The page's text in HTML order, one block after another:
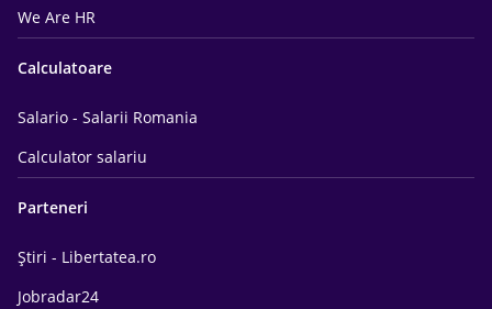
We Are HR
Calculatoare
Salario - Salarii Romania
Calculator salariu
Parteneri
Știri - Libertatea.ro
Jobradar24